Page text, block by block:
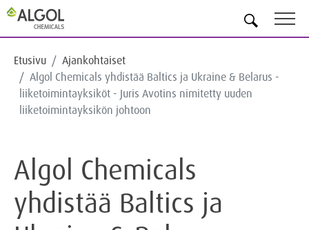
Etusivu
Ajankohtaiset
Algol Chemicals yhdistää Baltics ja Ukraine & Belarus -
liiketoimintayksiköt - Juris Avotins nimitetty uuden
liiketoimintayksikön johtoon
Algol Chemicals
yhdistää Baltics ja